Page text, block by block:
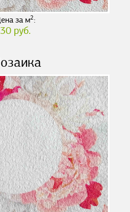
за м2:
30 руб.